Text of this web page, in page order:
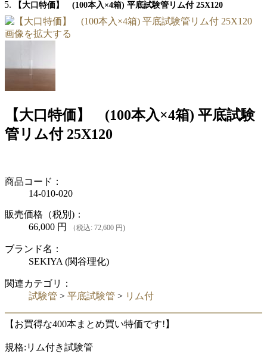
【大口特価】 (100本入×4箱) 平底試験管リム付 25X120
画像を拡大する
【大口特価】 (100本入×4箱) 平底試験
管リム付 25X120
商品コード：
14-010-020
販売価格（税別)：
66,000 円 （税込: 72,600 円)
ブランド名：
SEKIYA (関谷理化)
関連カテゴリ：
試験管 > 平底試験管 > リム付
【お買得な400本まとめ買い特価です!】
規格:リム付き試験管